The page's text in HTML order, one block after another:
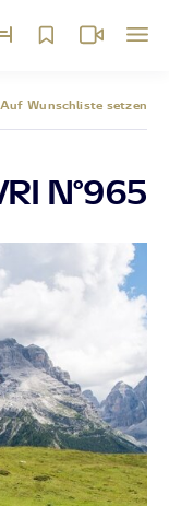
Auf Wunschliste setzen
N°965